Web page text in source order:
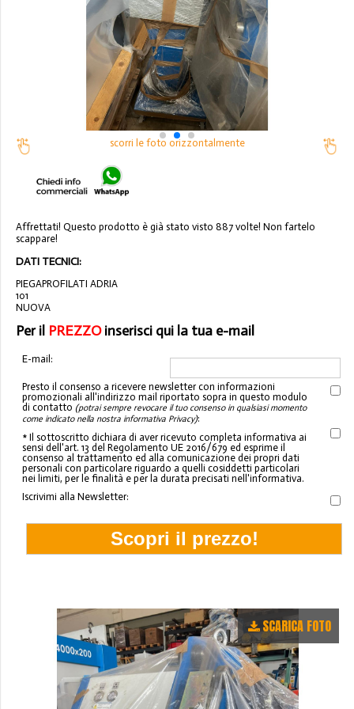
scorri le foto orizzontalmente
Affrettati! Questo prodotto è già stato visto 887 volte! Non fartelo
scappare!
DATI TECNICI:
PIEGAPROFILATI ADRIA
101
NUOVA
Per il PREZZOinserisci qui la tua e-mail
E-mail:
Presto il consenso a ricevere newsletter con informazioni
promozionali all'indirizzo mail riportato sopra in questo modulo
di contatto (potrai sempre revocare il tuo consenso in qualsiasi momento
come indicato nella nostra informativa Privacy):
* Il sottoscritto dichiara di aver ricevuto completa informativa ai
sensi dell'art. 13 del Regolamento UE 2016/679 ed esprime il
consenso al trattamento ed alla comunicazione dei propri dati
personali con particolare riguardo a quelli cosiddetti particolari
nei limiti, per le finalità e per la durata precisati nell'informativa.
Iscrivimi alla Newsletter:
SCARICA FOTO